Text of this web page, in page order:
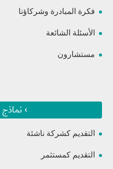
فكرة المبادرة وشركاؤنا
الأسئلة الشائعة
مستشارون
›
التقديم كشركة ناشئة
التقديم كمستثمر